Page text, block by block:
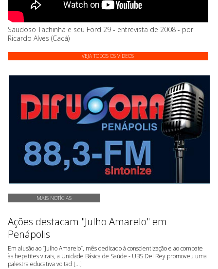
Saudoso Tachinha e seu Ford 29 - entrevista de 2008 - por
Ricardo Alves (Cacá)
VEJA TODOS OS VÍDEOS
MAIS NOTÍCIAS
Ações destacam "Julho Amarelo" em
Penápolis
Em alusão ao “Julho Amarelo”, mês dedicado à conscientização e ao combate
às hepatites virais, a Unidade Básica de Saúde - UBS Del Rey promoveu uma
palestra educativa voltad [...]